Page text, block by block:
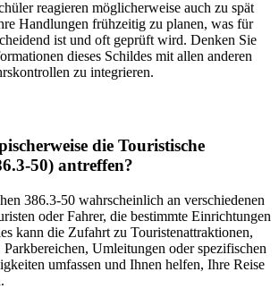
reagieren möglicherweise auch zu spät
Handlungen frühzeitig zu planen, was für
ist und oft geprüft wird. Denken Sie
dieses Schildes mit allen anderen
zu integrieren.
die Touristische
50) antreffen?
386.3-50 wahrscheinlich an verschiedenen
oder Fahrer, die bestimmte Einrichtungen
kann die Zufahrt zu Touristenattraktionen,
Parkbereichen, Umleitungen oder spezifischen
umfassen und Ihnen helfen, Ihre Reise